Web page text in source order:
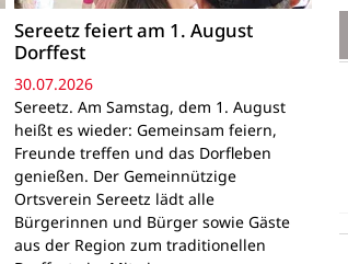
Sereetz feiert am 1. August
Dorffest
30.07.2026
Sereetz. Am Samstag, dem 1. August
heißt es wieder: Gemeinsam feiern,
Freunde treffen und das Dorf­leben
genießen. Der Gemeinnützige
Ortsverein Sereetz lädt alle
Bürgerinnen und Bürger sowie Gäste
aus der Region zum traditionellen